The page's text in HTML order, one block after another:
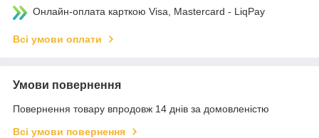
Онлайн-оплата карткою Visa, Mastercard - LiqPay
Всі умови оплати
Умови повернення
Повернення товару впродовж 14 днів за домовленістю
Всі умови повернення